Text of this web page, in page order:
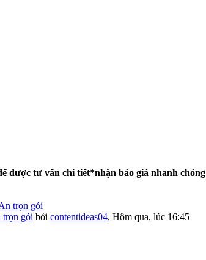
được tư vấn chi tiết*nhận báo giá nhanh chóng
trọn gói bởi contentideas04, Hôm qua, lúc 16:45